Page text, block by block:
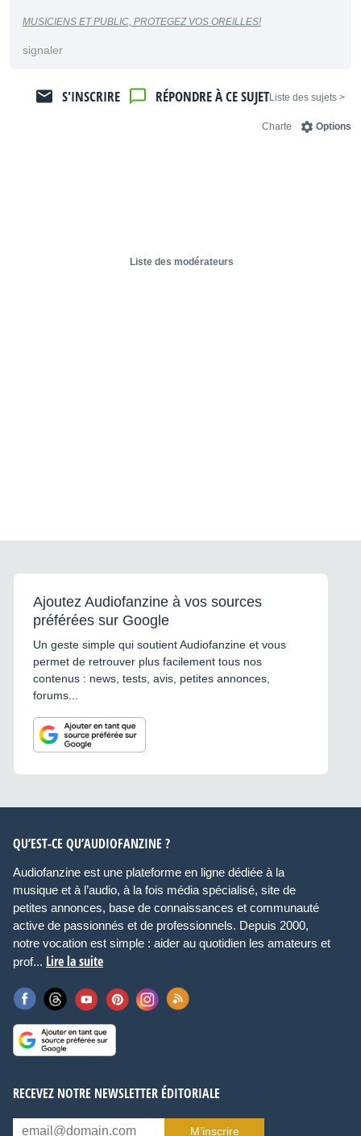
MUSICIENS ET PUBLIC, PROTEGEZ VOS OREILLES!
signaler
< Liste des sujets
RÉPONDRE À CE SUJET
S'INSCRIRE
Options
Charte
Liste des modérateurs
Ajoutez Audiofanzine à vos sources
préférées sur Google
Un geste simple qui soutient Audiofanzine et vous
permet de retrouver plus facilement tous nos
contenus : news, tests, avis, petites annonces,
forums...
QU’EST-CE QU’AUDIOFANZINE ?
Audiofanzine est une plateforme en ligne dédiée à la
musique et à l’audio, à la fois média spécialisé, site de
petites annonces, base de connaissances et communauté
active de passionnés et de professionnels. Depuis 2000,
notre vocation est simple : aider au quotidien les amateurs et
prof... Lire la suite
RECEVEZ NOTRE NEWSLETTER ÉDITORIALE
M’inscrire